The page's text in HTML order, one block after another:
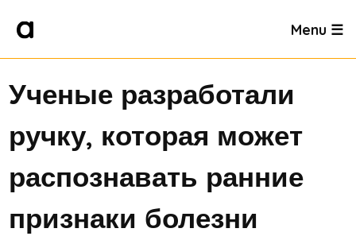
Menu ☰
Ученые разработали
ручку, которая может
распознавать ранние
признаки болезни